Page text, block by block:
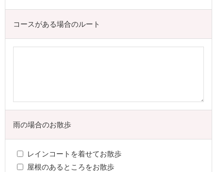
コースがある場合のルート
雨の場合のお散歩
レインコートを着せてお散歩
屋根のあるところをお散歩